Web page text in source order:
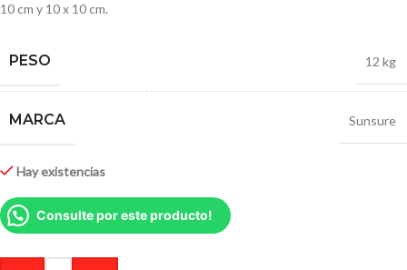
10 cm y 10 x 10 cm.
PESO 12 kg
MARCA Sunsure
Hay existencias
Consulte por este producto!